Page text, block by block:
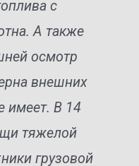
с
А также
осмотр
внешних
имеет. В 14
тяжелой
грузовой